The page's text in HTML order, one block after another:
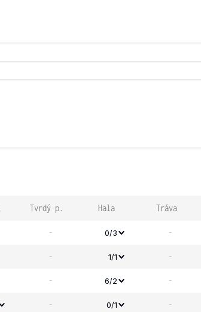
Tvrdý p. Hala Tráva
- 0/3 -
- 1/1 -
- 6/2 -
- 0/1 -